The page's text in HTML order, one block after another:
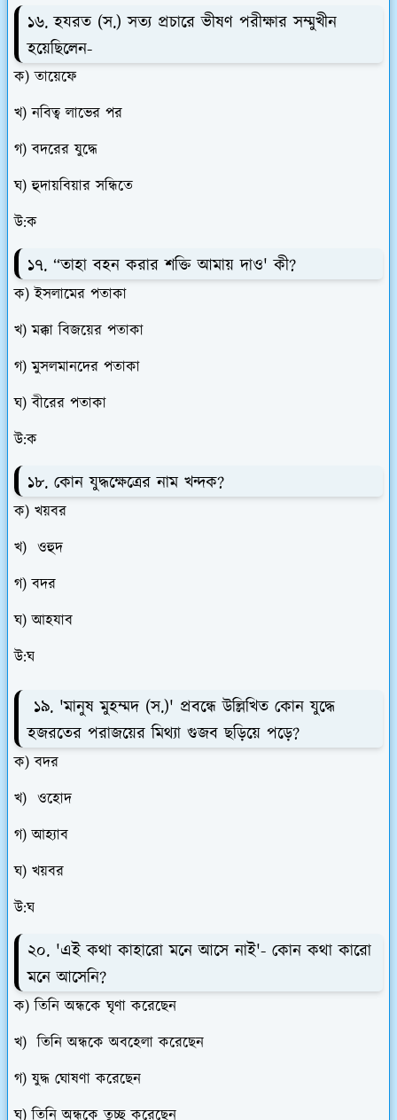
১৬. হযরত (স.) সত্য প্রচারে ভীষণ পরীক্ষার সম্মুখীন
হয়েছিলেন-
ক) তায়েফে
খ) নবিত্ব লাভের পর
গ) বদরের যুদ্ধে
ঘ) হুদায়বিয়ার সন্ধিতে
উ:ক
১৭. “তাহা বহন করার শক্তি আমায় দাও' কী?
ক) ইসলামের পতাকা
খ) মক্কা বিজয়ের পতাকা
গ) মুসলমানদের পতাকা
ঘ) বীরের পতাকা
উ:ক
১৮. কোন যুদ্ধক্ষেত্রের নাম খন্দক?
ক) খয়বর
খ) ওহুদ
গ) বদর
ঘ) আহযাব
উ:ঘ
১৯. 'মানুষ মুহম্মদ (স.)' প্রবন্ধে উল্লিখিত কোন যুদ্ধে
হজরতের পরাজয়ের মিথ্যা গুজব ছড়িয়ে পড়ে?
ক) বদর
খ) ওহোদ
গ) আহ্যাব
ঘ) খয়বর
উ:ঘ
২০. 'এই কথা কাহারো মনে আসে নাই'- কোন কথা কারো
মনে আসেনি?
ক) তিনি অন্ধকে ঘৃণা করেছেন
খ) তিনি অন্ধকে অবহেলা করেছেন
গ) যুদ্ধ ঘোষণা করেছেন
ঘ) তিনি অন্ধকে তুচ্ছ করেছেন